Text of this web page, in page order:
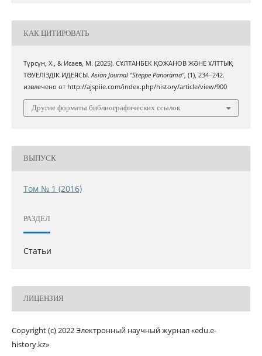
КАК ЦИТИРОВАТЬ
Тұрсұн, Х., & Исаев, М. (2025). СҰЛТАНБЕК ҚОЖАНОВ ЖƏНЕ ҰЛТТЫҚ
ТƏУЕЛІЗДІК ИДЕЯСЫ.Asian Journal "Steppe Panorama", (1), 234–242.
извлечено от http://ajspiie.com/index.php/history/article/view/900
Другие форматы библиографических ссылок
ВЫПУСК
Том № 1 (2016)
РАЗДЕЛ
Статьи
ЛИЦЕНЗИЯ
Copyright (c) 2022 Электронный научный журнал «edu.e-
history.kz»